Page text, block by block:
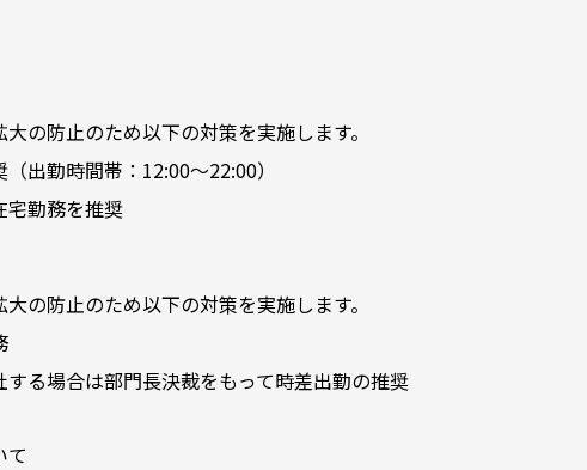
の防止のため以下の対策を実施します。
出勤時間帯：12:00～22:00）
宅勤務を推奨
の防止のため以下の対策を実施します。
る場合は部門長決裁をもって時差出勤の推奨
て